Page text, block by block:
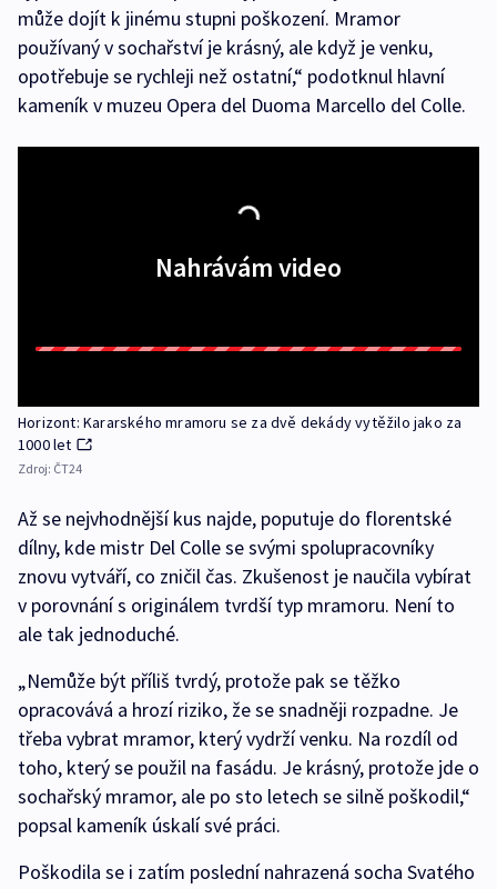
může dojít k jinému stupni poškození. Mramor
používaný v sochařství je krásný, ale když je venku,
opotřebuje se rychleji než ostatní,“ podotknul hlavní
kameník v muzeu Opera del Duoma Marcello del Colle.
Nahrávám video
Horizont: Kararského mramoru se za dvě dekády vytěžilo jako za
1000 let
Zdroj: ČT24
Až se nejvhodnější kus najde, poputuje do florentské
dílny, kde mistr Del Colle se svými spolupracovníky
znovu vytváří, co zničil čas. Zkušenost je naučila vybírat
v porovnání s originálem tvrdší typ mramoru. Není to
ale tak jednoduché.
„Nemůže být příliš tvrdý, protože pak se těžko
opracovává a hrozí riziko, že se snadněji rozpadne. Je
třeba vybrat mramor, který vydrží venku. Na rozdíl od
toho, který se použil na fasádu. Je krásný, protože jde o
sochařský mramor, ale po sto letech se silně poškodil,“
popsal kameník úskalí své práci.
Poškodila se i zatím poslední nahrazená socha Svatého